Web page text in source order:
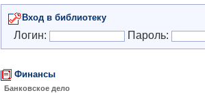
Вход в библиотеку
Логин: Пароль:
Финансы
Банковское дело